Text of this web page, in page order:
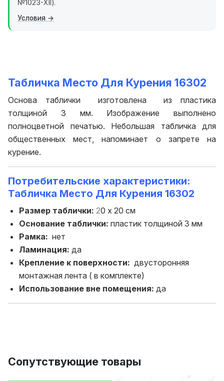
№1023-XII).
Условия
Табличка Место Для Курения 16302
Основа таблички изготовлена из пластика
толщиной 3 мм. Изображение выполнено
полноцветной печатью. Небольшая табличка для
общественных мест, напоминает о запрете на
курение.
Потребительские характеристики:
Табличка Место Для Курения 16302
Размер таблички: 20 х 20 см
Основание таблички: пластик толщиной 3 мм
Рамка: нет
Ламинация: да
Крепление к поверхности: двусторонняя
монтажная лента ( в комплекте)
Использование вне помещения: да
Сопутствующие товары